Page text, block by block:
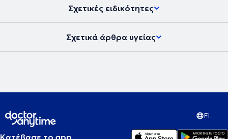
Σχετικές ειδικότητες
Σχετικά άρθρα υγείας
EL